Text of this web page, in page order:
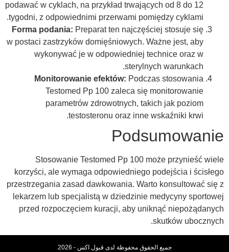
podawać w cyklach, na przykład trwających od 8 do 12
tygodni, z odpowiednimi przerwami pomiędzy cyklami.
Forma podania: Preparat ten najczęściej stosuje się
w postaci zastrzyków domięśniowych. Ważne jest, aby
wykonywać je w odpowiedniej technice oraz w
sterylnych warunkach.
Monitorowanie efektów: Podczas stosowania
Testomed Pp 100 zaleca się monitorowanie
parametrów zdrowotnych, takich jak poziom
testosteronu oraz inne wskaźniki krwi.
Podsumowanie
Stosowanie Testomed Pp 100 może przynieść wiele
korzyści, ale wymaga odpowiedniego podejścia i ścisłego
przestrzegania zasad dawkowania. Warto konsultować się z
lekarzem lub specjalistą w dziedzinie medycyny sportowej
przed rozpoczęciem kuracji, aby uniknąć niepożądanych
skutków ubocznych.
جميع الحقوق محفوظة لدى قبول اكس - 2026